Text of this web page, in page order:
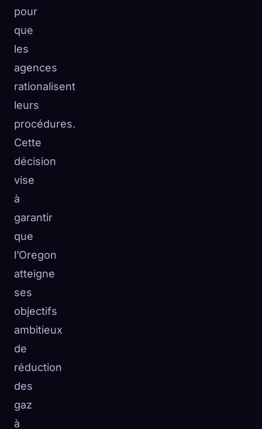
pour
que
les
agences
rationalisent
leurs
procédures.
Cette
décision
vise
à
garantir
que
l’Oregon
atteigne
ses
objectifs
ambitieux
de
réduction
des
gaz
à